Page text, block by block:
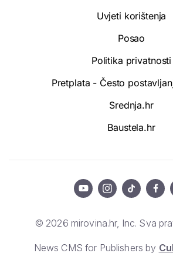
Uvjeti korištenja
Posao
Politika privatnosti
Pretplata - Često
Srednja.hr
Baustela.hr
© 2026 mirovina.hr, Inc. Sva
News CMS for Publishers by